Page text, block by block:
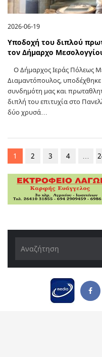
2026-06-19
Υποδοχή του διπλού
τον Δήμαρχο
Ο Δήμαρχος Ιεράς Πόλεως
Διαμαντόπουλος,
συνδημότη μας και
διπλή του επιτυχία στο
δύο χρυσά…
1 2 3 4 …